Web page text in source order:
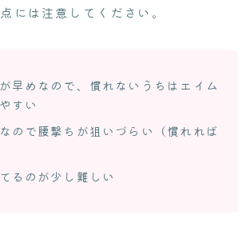
には注意してください。
早めなので、慣れないうちはエイム
すい
ので腰撃ちが狙いづらい（慣れれば
るのが少し難しい